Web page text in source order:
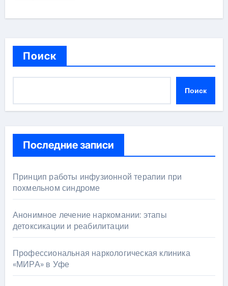
Поиск
Поиск
Последние записи
Принцип работы инфузионной терапии при
похмельном синдроме
Анонимное лечение наркомании: этапы
детоксикации и реабилитации
Профессиональная наркологическая клиника
«МИРА» в Уфе